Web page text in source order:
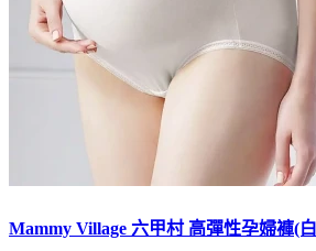
Mammy Village 六甲村 高彈性孕婦褲(